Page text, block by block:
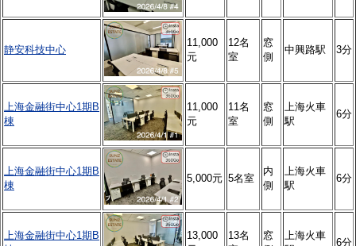
静安科技中心
11,000
元
12名
室
窓
側
中興路駅 3分
上海金融街中心1期B
棟
11,000
元
11名
室
窓
側
上海火車
駅
6分
上海金融街中心1期B
棟
5,000元 5名室
内
側
上海火車
駅
6分
上海金融街中心1期B
13,000
13名
窓
上海火車
6分